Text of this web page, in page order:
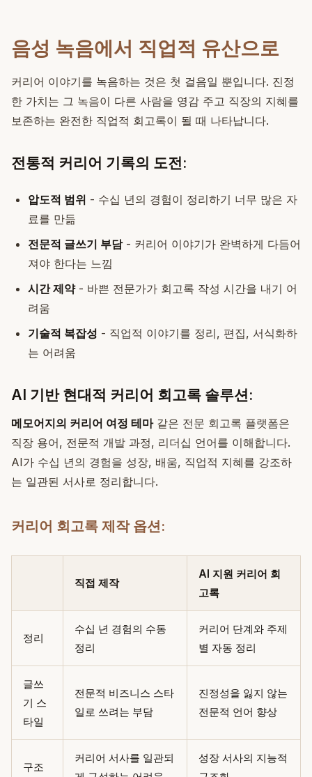
음성 녹음에서 직업적 유산으로
커리어 이야기를 녹음하는 것은 첫 걸음일 뿐입니다. 진정
한 가치는 그 녹음이 다른 사람을 영감 주고 직장의 지혜를
보존하는 완전한 직업적 회고록이 될 때 나타납니다.
전통적 커리어 기록의 도전:
압도적 범위 - 수십 년의 경험이 정리하기 너무 많은 자
료를 만듦
전문적 글쓰기 부담- 커리어 이야기가 완벽하게 다듬어
져야 한다는 느낌
시간 제약- 바쁜 전문가가 회고록 작성 시간을 내기 어
려움
기술적 복잡성 - 직업적 이야기를 정리, 편집, 서식화하
는 어려움
AI 기반 현대적 커리어 회고록 솔루션:
메모어지의 커리어 여정 테마같은 전문 회고록 플랫폼은
직장 용어, 전문적 개발 과정, 리더십 언어를 이해합니다.
AI가 수십 년의 경험을 성장, 배움, 직업적 지혜를 강조하
는 일관된 서사로 정리합니다.
커리어 회고록 제작 옵션:
직접 제작
AI 지원 커리어 회
고록
정리
수십 년 경험의 수동
정리
커리어 단계와 주제
별 자동 정리
글쓰
기 스
타일
전문적 비즈니스 스타
일로 쓰려는 부담
진정성을 잃지 않는
전문적 언어 향상
구조
커리어 서사를 일관되
성장 서사의 지능적